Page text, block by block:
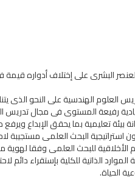
البشرى على إختلاف أدواره
لتدريس العلوم الهندسية على النحو
رفيعة المستوى فى مجال تدريس
بيئة تعليمية بما يحقق الإبداع
استراتيجية البحث العلمى مستجيبة
الأخلاقية للبحث العلمى وفقا لهوية
الموارد الذاتية للكلية بإستقراء
الحياة.